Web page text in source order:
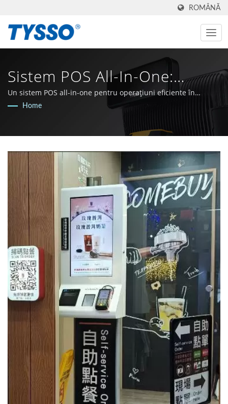
ROMÂNĂ
Sistem POS All-In-One:
Revoluționând Ospitalitatea
Producător AIDC & POS Din
1981 | FAMETECH INC
Un sistem POS all-in-one pentru operațiuni eficiente în
ospitalitate și retail.
Home